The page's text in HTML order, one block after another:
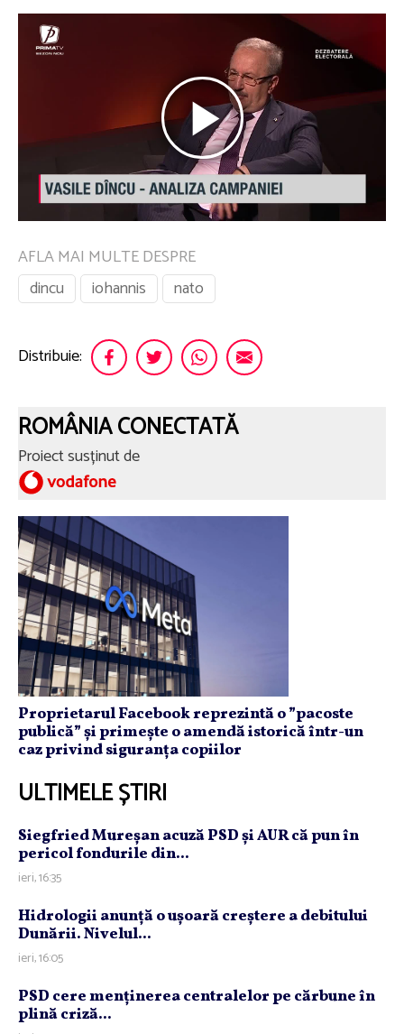
AFLA MAI MULTE DESPRE
dincu
iohannis nato
Distribuie:
ROMÂNIA CONECTATĂ
Proiect susținut de
Proprietarul Facebook reprezintă o ”pacoste
publică” și primește o amendă istorică într-un
caz privind siguranța copiilor
ULTIMELE ȘTIRI
Siegfried Mureşan acuză PSD şi AUR că pun în
pericol fondurile din...
ieri, 16:35
Hidrologii anunţă o uşoară creştere a debitului
Dunării. Nivelul...
ieri, 16:05
PSD cere menţinerea centralelor pe cărbune în
plină criză...